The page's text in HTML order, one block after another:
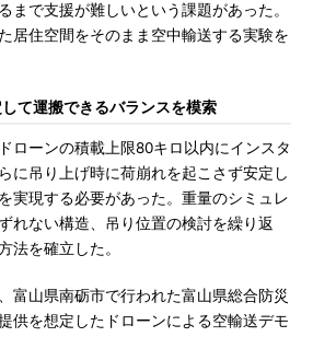
まで支援が難しいという課題があった。
居住空間をそのまま空中輸送する実験を
て運搬できるバランスを模索
ローンの積載上限80キロ以内にインスタ
に吊り上げ時に荷崩れを起こさず安定し
実現する必要があった。重量のシミュレ
れない構造、吊り位置の検討を繰り返
法を確立した。
富山県南砺市で行われた富山県総合防災
供を想定したドローンによる空輸送デモ